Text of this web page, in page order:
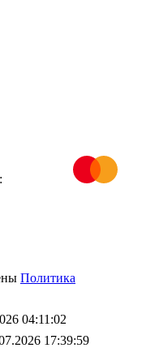
Политика
04:11:02
17:39:59